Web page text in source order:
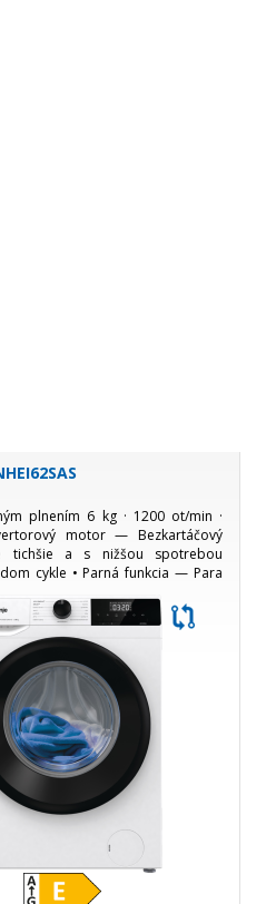
plnením 6 kg · 1200 ot/min ·
motor — Bezkartáčový
tichšie a s nižšou spotrebou
cykle • Parná funkcia — Para